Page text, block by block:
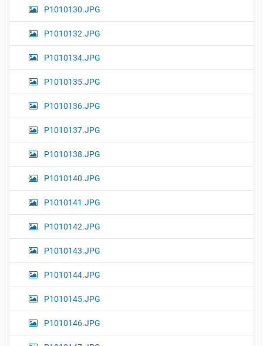
P1010130.JPG
P1010132.JPG
P1010134.JPG
P1010135.JPG
P1010136.JPG
P1010137.JPG
P1010138.JPG
P1010140.JPG
P1010141.JPG
P1010142.JPG
P1010143.JPG
P1010144.JPG
P1010145.JPG
P1010146.JPG